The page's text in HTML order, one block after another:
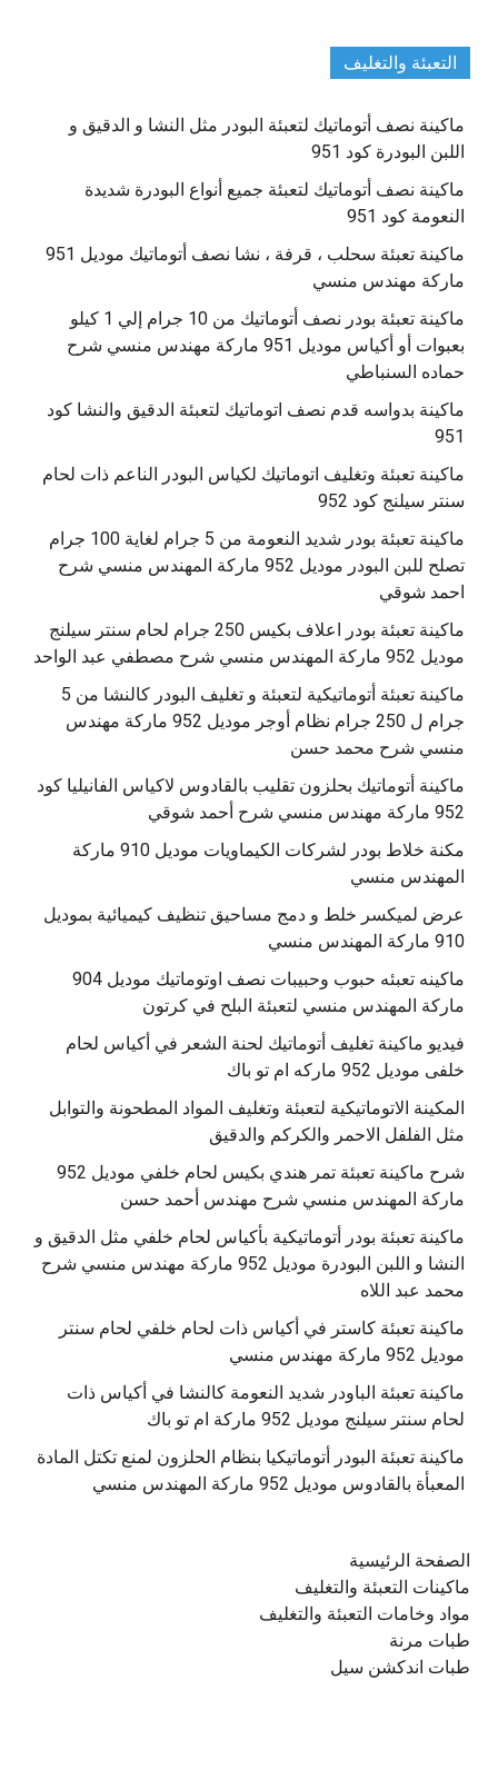
التعبئة والتغليف
ماكينة نصف أتوماتيك لتعبئة البودر مثل النشا و الدقيق و
اللبن البودرة كود 951
ماكينة نصف أتوماتيك لتعبئة جميع أنواع البودرة شديدة
النعومة كود 951
ماكينة تعبئة سحلب ، قرفة ، نشا نصف أتوماتيك موديل 951
ماركة مهندس منسي
ماكينة تعبئة بودر نصف أتوماتيك من 10 جرام إلي 1 كيلو
بعبوات أو أكياس موديل 951 ماركة مهندس منسي شرح
حماده السنباطي
ماكينة بدواسه قدم نصف اتوماتيك لتعبئة الدقيق والنشا كود
951
ماكينة تعبئة وتغليف اتوماتيك لكياس البودر الناعم ذات لحام
سنتر سيلنج كود 952
ماكينة تعبئة بودر شديد النعومة من 5 جرام لغاية 100 جرام
تصلح للبن البودر موديل 952 ماركة المهندس منسي شرح
احمد شوقي
ماكينة تعبئة بودر اعلاف بكيس 250 جرام لحام سنتر سيلنج
موديل 952 ماركة المهندس منسي شرح مصطفي عبد الواحد
ماكينة تعبئة أتوماتيكية لتعبئة و تغليف البودر كالنشا من 5
جرام ل 250 جرام نظام أوجر موديل 952 ماركة مهندس
منسي شرح محمد حسن
‫ماكينة أتوماتيك بحلزون تقليب بالقادوس لاكياس الفانيليا كود
مكنة خلاط بودر لشركات الكيماويات موديل 910 ماركة
المهندس منسي
عرض لميكسر خلط و دمج مساحيق تنظيف كيميائية بموديل
910 ماركة المهندس منسي
‫ماكينه تعبئه حبوب وحبيبات نصف اوتوماتيك موديل 904
‫فيديو ماكينة تغليف أتوماتيك لحنة الشعر في أكياس لحام
خلفى موديل 952 ماركه ام تو باك
المكينة الاتوماتيكية لتعبئة وتغليف المواد المطحونة والتوابل
مثل الفلفل الاحمر والكركم والدقيق
‫شرح ماكينة تعبئة تمر هندي بكيس لحام خلفي موديل 952
ماكينة تعبئة بودر أتوماتيكية بأكياس لحام خلفي مثل الدقيق و
النشا و اللبن البودرة موديل 952 ماركة مهندس منسي شرح
محمد عبد اللاه
‫ماكينة تعبئة كاستر في أكياس ذات لحام خلفي لحام سنتر
موديل 952 ماركة مهندس منسي
‫ماكينة تعبئة الباودر شديد النعومة كالنشا في أكياس ذات
‫ماكينة تعبئة البودر أتوماتيكيا بنظام الحلزون لمنع تكتل المادة
الصفحة الرئيسية
ماكينات التعبئة والتغليف
مواد وخامات التعبئة والتغليف
طبات مرنة
طبات اندكشن سيل